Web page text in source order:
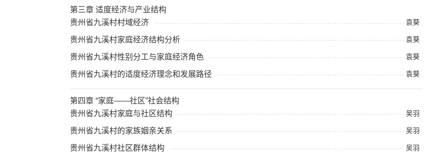
第三章 适度经济与产业结构
贵州省九溪村村域经济
袁葵
贵州省九溪村家庭经济结构分析 袁葵
贵州省九溪村性别分工与家庭经济角色 袁葵
贵州省九溪村的适度经济理念和发展路径 袁葵
第四章 “家庭——社区”社会结构
贵州省九溪村家庭与社区结构
吴羽
贵州省九溪村的家族姻亲关系 吴羽
贵州省九溪村社区群体结构 吴羽